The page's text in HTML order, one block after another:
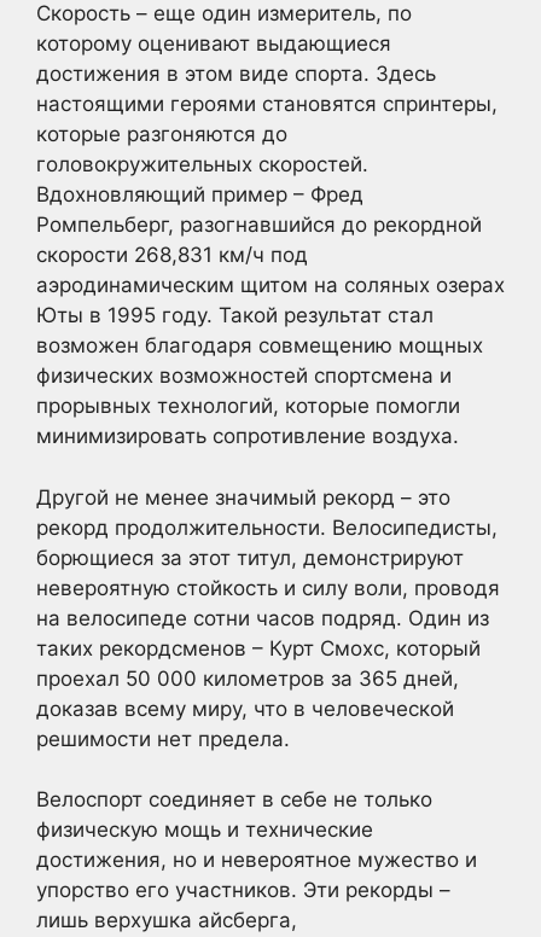
Скорость – еще один измеритель, по
которому оценивают выдающиеся
достижения в этом виде спорта. Здесь
настоящими героями становятся спринтеры,
которые разгоняются до
головокружительных скоростей.
Вдохновляющий пример – Фред
Ромпельберг, разогнавшийся до рекордной
скорости 268,831 км/ч под
аэродинамическим щитом на соляных озерах
Юты в 1995 году. Такой результат стал
возможен благодаря совмещению мощных
физических возможностей спортсмена и
прорывных технологий, которые помогли
минимизировать сопротивление воздуха.
Другой не менее значимый рекорд – это
рекорд продолжительности. Велосипедисты,
борющиеся за этот титул, демонстрируют
невероятную стойкость и силу воли, проводя
на велосипеде сотни часов подряд. Один из
таких рекордсменов – Курт Смохс, который
проехал 50 000 километров за 365 дней,
доказав всему миру, что в человеческой
решимости нет предела.
Велоспорт соединяет в себе не только
физическую мощь и технические
достижения, но и невероятное мужество и
упорство его участников. Эти рекорды –
лишь верхушка айсберга,